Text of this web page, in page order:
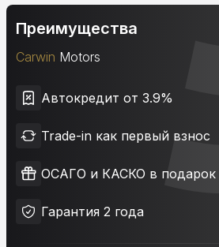
Преимущества
Carwin Motors
Автокредит от 3.9%
Trade-in как первый взнос
ОСАГО и КАСКО в подарок
Гарантия 2 года